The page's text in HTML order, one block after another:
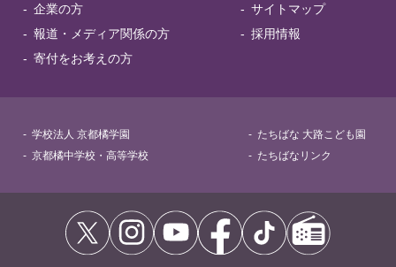
企業の方
報道・メディア関係の方
寄付をお考えの方
サイトマップ
採用情報
学校法人 京都橘学園
京都橘中学校・高等学校
たちばな 大路こども園
たちばなリンク